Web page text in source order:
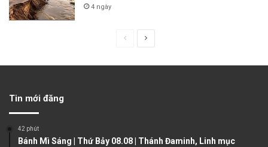
4 ngày
u
g
Tin mới đăng
42 phút
Bánh Mì Sáng | Thứ Bảy 08.08 | Thánh Đaminh, Linh mục